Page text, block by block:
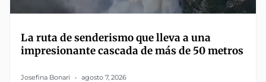
La ruta de senderismo que lleva a una
impresionante cascada de más de 50 metros
Josefina Bonari agosto 7, 2026